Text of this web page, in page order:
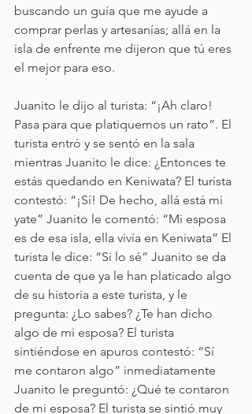
buscando un guía que me ayude a
comprar perlas y artesanías; allá en la
isla de enfrente me dijeron que tú eres
el mejor para eso.
Juanito le dijo al turista: “¡Ah claro!
Pasa para que platiquemos un rato”. El
turista entró y se sentó en la sala
mientras Juanito le dice: ¿Entonces te
estás quedando en Keniwata? El turista
contestó: “¡Sí! De hecho, allá está mi
yate” Juanito le comentó: “Mi esposa
es de esa isla, ella vivía en Keniwata” El
turista le dice: “Si lo sé” Juanito se da
cuenta de que ya le han platicado algo
de su historia a este turista, y le
pregunta: ¿Lo sabes? ¿Te han dicho
algo de mi esposa? El turista
sintiéndose en apuros contestó: “Sí
me contaron algo” inmediatamente
Juanito le preguntó: ¿Qué te contaron
de mi esposa? El turista se sintió muy